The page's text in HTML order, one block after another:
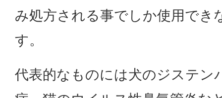
み処方される事でしか使用でき
す。
代表的なものには犬のジステン